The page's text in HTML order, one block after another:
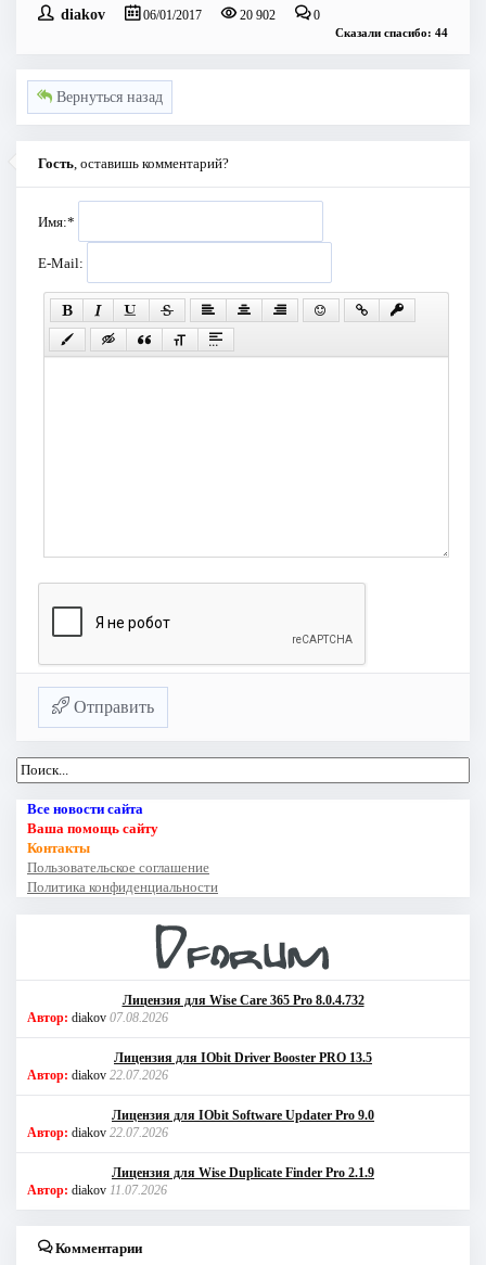
diakov 06/01/2017 20 902 0
Сказали спасибо: 44
Вернуться назад
Гость, оставишь комментарий?
Имя:*
E-Mail:
Отправить
Все новости сайта
Ваша помощь сайту
Контакты
Пользовательское соглашение
Политика конфиденциальности
Лицензия для Wise Care 365 Pro 8.0.4.732
Автор: diakov 07.08.2026
Лицензия для IObit Driver Booster PRO 13.5
Автор: diakov 22.07.2026
Лицензия для IObit Software Updater Pro 9.0
Автор: diakov 22.07.2026
Лицензия для Wise Duplicate Finder Pro 2.1.9
Автор: diakov 11.07.2026
Комментарии